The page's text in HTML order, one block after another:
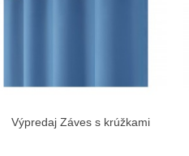
Vložiť do košíka
Výpredaj Záves s krúžkami